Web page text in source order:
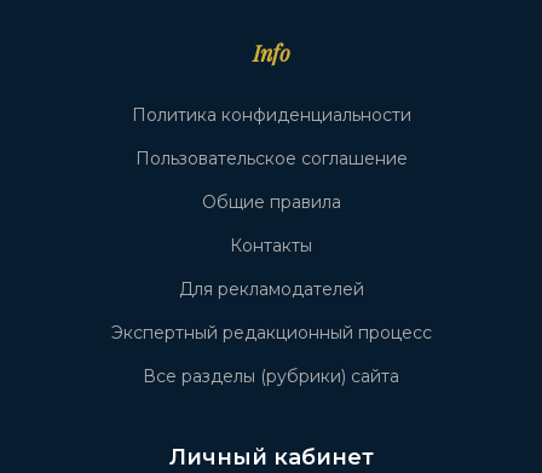
Info
Политика конфиденциальности
Пользовательское соглашение
Общие правила
Контакты
Для рекламодателей
Экспертный редакционный процесс
Все разделы (рубрики) сайта
Личный кабинет